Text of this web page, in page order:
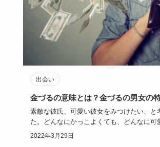
出会い
金づるの意味とは？金づるの男女の
素敵な彼氏、可愛い彼女をみつけたい、と
た。どんなにかっこよくても、どんなに可
はなりたくないも…
2022年3月29日